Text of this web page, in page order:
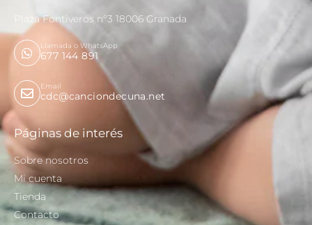
Plaza Fontiveros nº3 18006 Granada
Llamada o WhatsApp
677 144 891
Email
cdc@canciondecuna.net
Páginas de interés
Sobre nosotros
Mi cuenta
Tienda
Contacto